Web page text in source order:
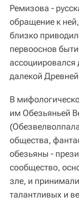
Ремизова -
обращение к
близко
первооснов
ассоциировался
далекой
В
им Обезьяньей
общества,
обезьяны -
сообщество,
зле, и
талантливых и